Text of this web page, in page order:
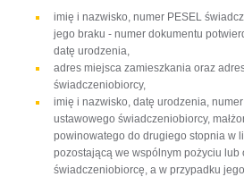
imię i nazwisko, numer PESEL
jego braku - numer dokumentu
datę urodzenia,
adres miejsca zamieszkania oraz
świadczeniobiorcy,
imię i nazwisko, datę urodzenia,
ustawowego świadczeniobiorcy,
powinowatego do drugiego stopnia w
pozostającą we wspólnym pożyciu
świadczeniobiorcę, a w przypadku